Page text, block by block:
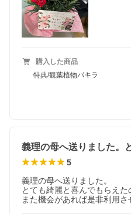
購入した商品
特典/観葉植物パキラ
5
義理の母へ送りました。
とても綺麗と喜んでもらえた
また機会があれば是非利用さ